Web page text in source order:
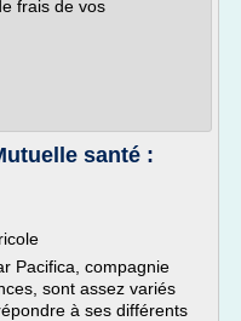
frais de vos
santé :
Pacifica, compagnie
sont assez variés
à ses différents